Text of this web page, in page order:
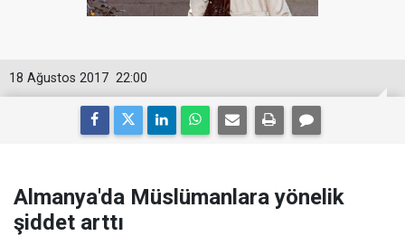
22:00
18 Ağustos 2017
Almanya'da Müslümanlara yönelik
şiddet arttı